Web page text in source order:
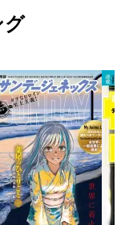
グ